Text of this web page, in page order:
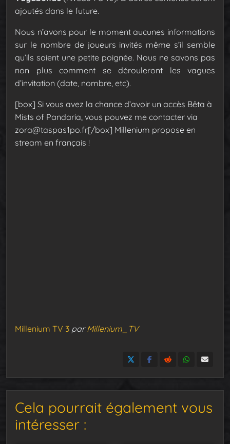
ajoutés dans le future.
Nous n’avons pour le moment aucunes informations
sur le nombre de joueurs invités même s’il semble
qu’ils soient une petite poignée. Nous ne savons pas
non plus comment se dérouleront les vagues
d’invitation (date, nombre, etc).
[box] Si vous avez la chance d’avoir un accès Bêta à
Mists of Pandaria, vous pouvez me contacter via
zora@taspas1po.fr[/box] Millenium propose en
stream en français !
Millenium TV 3 parMillenium_TV
Cela pourrait également vous
intéresser :